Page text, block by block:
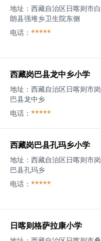
地址： 西藏自治区日喀则市白
朗县强堆乡卫生院东侧
电话： *****
西藏岗巴县龙中乡小学
地址： 西藏自治区日喀则市岗
巴县龙中乡
电话： *****
西藏岗巴县孔玛乡小学
地址： 西藏自治区日喀则市岗
巴县孔玛乡
电话： *****
日喀则格萨拉康小学